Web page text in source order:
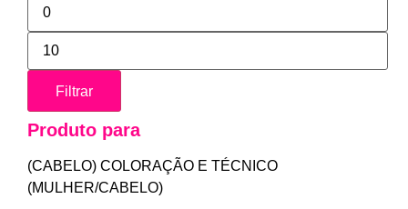
Filtrar
Produto para
(CABELO) COLORAÇÃO E TÉCNICO
(MULHER/CABELO)